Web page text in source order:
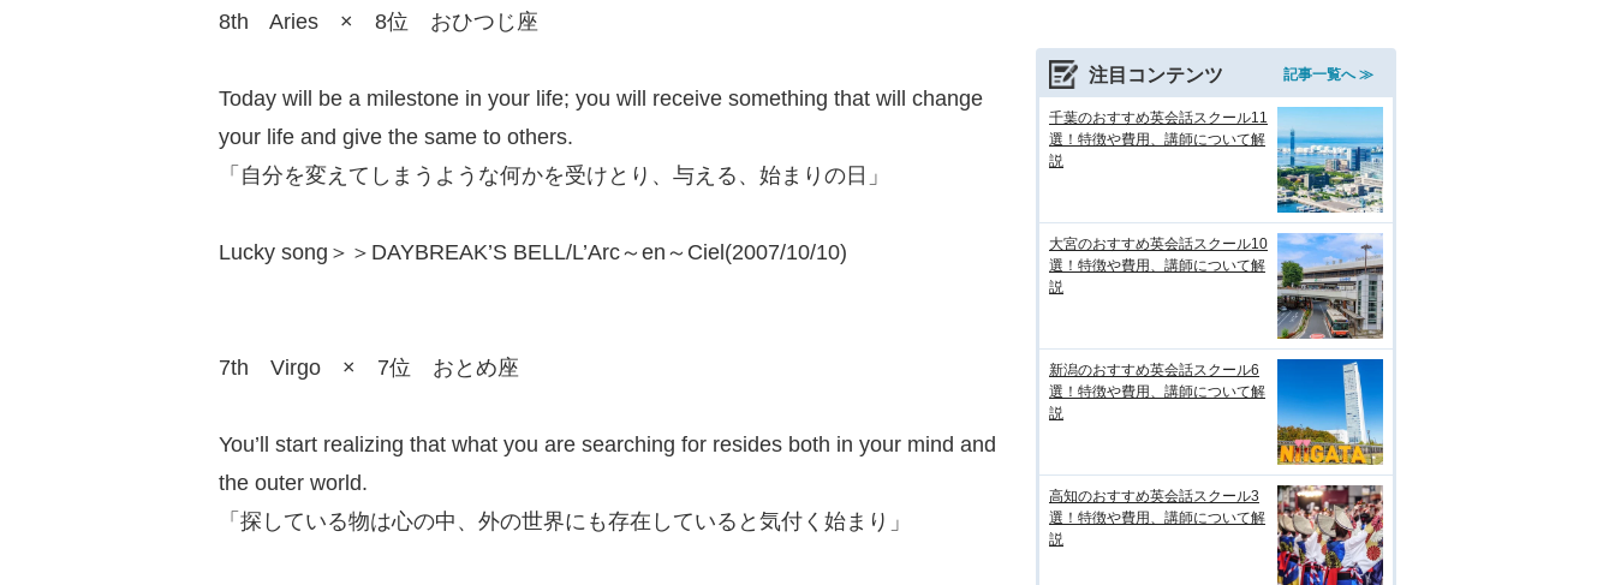
8th Aries × 8位 おひつじ座
Today will be a milestone in your life; you will receive something that will change
your life and give the same to others.
「自分を変えてしまうような何かを受けとり、与える、始まりの日」
Lucky song＞＞DAYBREAK’S BELL/L’Arc～en～Ciel(2007/10/10)
7th Virgo × 7位 おとめ座
You’ll start realizing that what you are searching for resides both in your mind and
the outer world.
「探している物は心の中、外の世界にも存在していると気付く始まり」
注目コンテンツ 記事一覧へ ≫
千葉のおすすめ英会話スクール11
選！特徴や費用、講師について解
説
大宮のおすすめ英会話スクール10
選！特徴や費用、講師について解
説
新潟のおすすめ英会話スクール6
選！特徴や費用、講師について解
説
高知のおすすめ英会話スクール3
選！特徴や費用、講師について解
説